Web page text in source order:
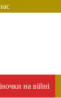
на війні